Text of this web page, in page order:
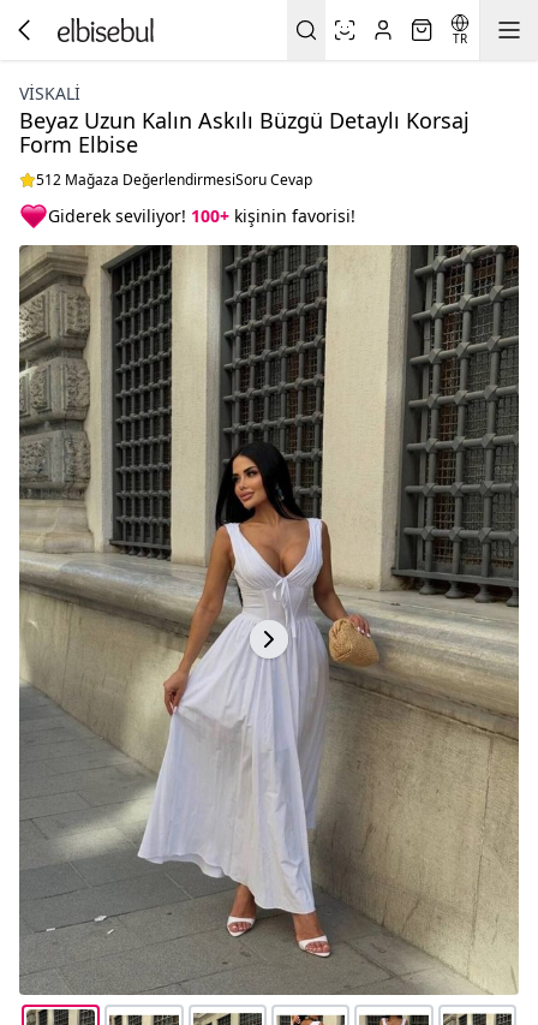
TR
VİSKALİ
Beyaz Uzun Kalın Askılı Büzgü Detaylı Korsaj
Form Elbise
512 Mağaza DeğerlendirmesiSoru Cevap
Giderek seviliyor! 100+ kişinin favorisi!